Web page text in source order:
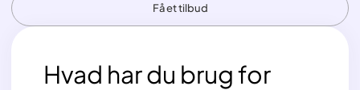
Få et tilbud
Hvad har du brug for